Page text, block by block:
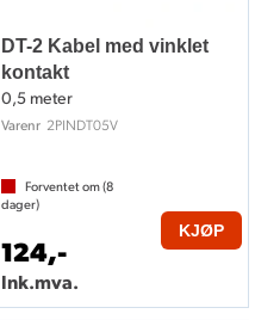
DT-2 Kabel med vinklet
kontakt
0,5 meter
Varenr 2PINDT05V
Forventet om (8
dager)
124,-
Ink.mva.
KJØP